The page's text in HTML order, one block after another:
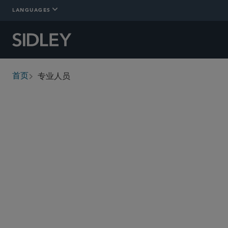
LANGUAGES
breadcrumbs
首页 专业人员